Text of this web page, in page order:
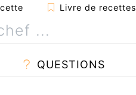
Livre de recettes
QUESTIONS